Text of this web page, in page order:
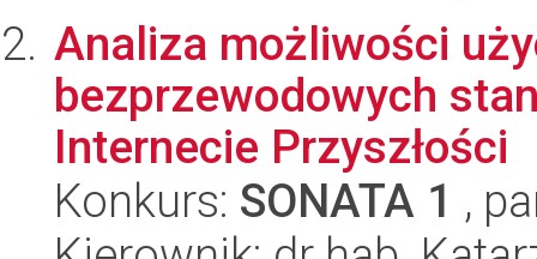
Analiza możliwości
bezprzewodowych
Internecie Przyszłości
Konkurs: SONATA 1 ,